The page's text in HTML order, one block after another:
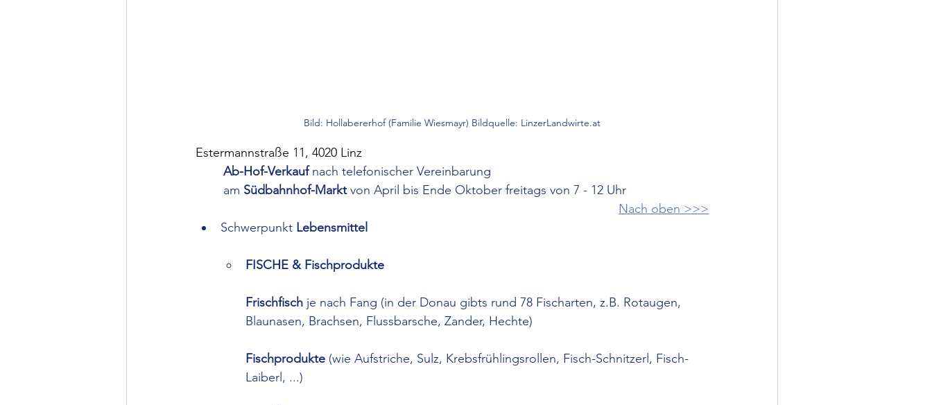
Bild: Hollabererhof (Familie Wiesmayr) Bildquelle: LinzerLandwirte.at
Estermannstraße 11, 4020 Linz
Ab-Hof-Verkauf nach telefonischer Vereinbarung
	am
Südbahnhof-Markt von April bis Ende Oktober freitags von 7 - 12 Uhr
Nach oben >>>
Schwerpunkt Lebensmittel
FISCHE & Fischprodukte
Frischfisch je nach Fang (in der Donau gibts rund 78 Fischarten, z.B. Rotaugen,
Blaunasen, Brachsen, Flussbarsche, Zander, Hechte)
Fischprodukte (wie Aufstriche, Sulz, Krebsfrühlingsrollen, Fisch-Schnitzerl, Fisch-
Laiberl, ...)